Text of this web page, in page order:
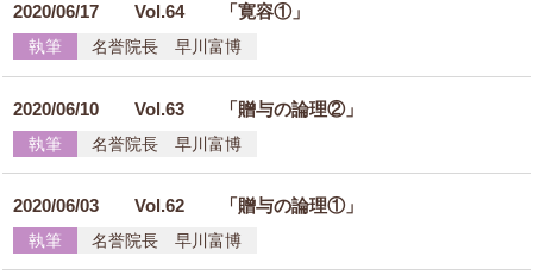
2020/06/17Vol.64 「寛容①」
執筆 名誉院長 早川富博
2020/06/10Vol.63 「贈与の論理②」
執筆 名誉院長 早川富博
2020/06/03Vol.62 「贈与の論理①」
執筆 名誉院長 早川富博